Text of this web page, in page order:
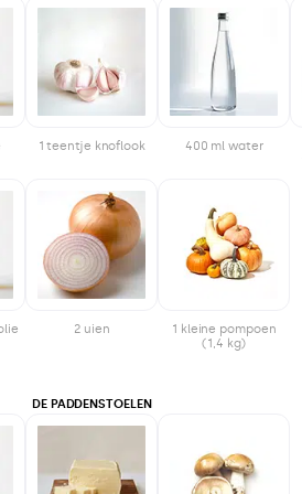
1 teentje knoflook 400 ml water
2 uien
1 kleine pompoen
(1,4 kg)
DE PADDENSTOELEN